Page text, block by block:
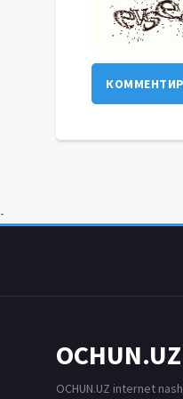
-
OCHUN.UZ
OCHUN.UZ internet